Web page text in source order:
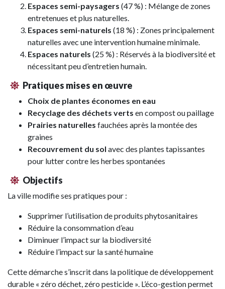
Espaces semi-paysagers (47 %) : Mélange de zones
entretenues et plus naturelles.
Espaces semi-naturels (18 %) : Zones principalement
naturelles avec une intervention humaine minimale.
Espaces naturels (25 %) : Réservés à la biodiversité et
nécessitant peu d’entretien humain.
Pratiques mises en œuvre
Choix de plantes économes en eau
Recyclage des déchets verts en compost ou paillage
Prairies naturelles fauchées après la montée des
graines
Recouvrement du sol avec des plantes tapissantes
pour lutter contre les herbes spontanées
Objectifs
La ville modifie ses pratiques pour :
Supprimer l’utilisation de produits phytosanitaires
Réduire la consommation d’eau
Diminuer l’impact sur la biodiversité
Réduire l’impact sur la santé humaine
Cette démarche s’inscrit dans la politique de développement
durable « zéro déchet, zéro pesticide ». L’éco-gestion permet